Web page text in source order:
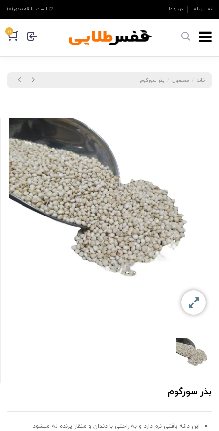
تماس با ما درباره ما لیست علاقه مندی (0
)
0
خانه محصول بذر سورگوم
بذر سورگوم
این دانه بافتی نرم دارد و به راحتی با دندان و منقار پرنده له میشود.